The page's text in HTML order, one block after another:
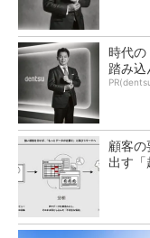
時代の
踏み込
顧客
出す「